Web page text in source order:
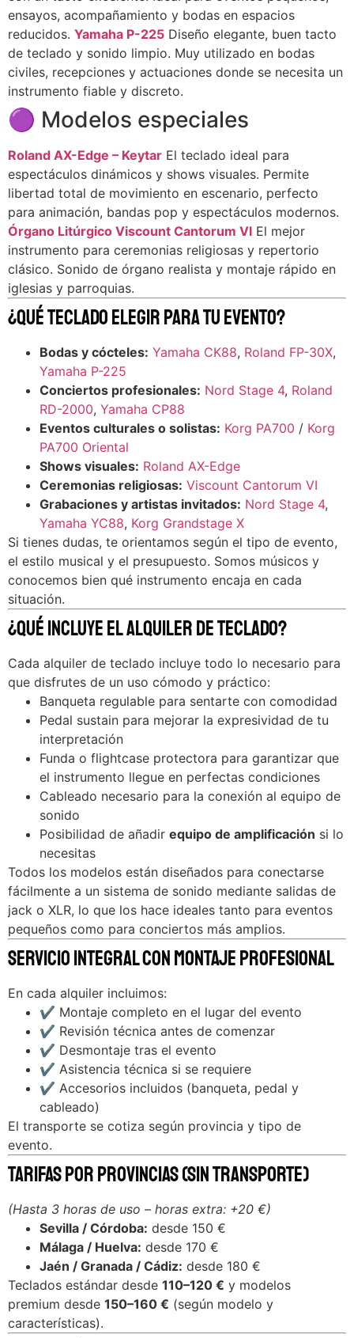
ensayos, acompañamiento y bodas en espacios
reducidos. Yamaha P-225 Diseño elegante, buen tacto
de teclado y sonido limpio. Muy utilizado en bodas
civiles, recepciones y actuaciones donde se necesita un
instrumento fiable y discreto.
🟣 Modelos especiales
Roland AX-Edge – Keytar El teclado ideal para
espectáculos dinámicos y shows visuales. Permite
libertad total de movimiento en escenario, perfecto
para animación, bandas pop y espectáculos modernos.
Órgano Litúrgico Viscount Cantorum VI El mejor
instrumento para ceremonias religiosas y repertorio
clásico. Sonido de órgano realista y montaje rápido en
iglesias y parroquias.
¿Qué teclado elegir para tu evento?
Bodas y cócteles: Yamaha CK88, Roland FP-30X,
Yamaha P-225
Conciertos profesionales: Nord Stage 4, Roland
RD-2000, Yamaha CP88
Eventos culturales o solistas: Korg PA700 / Korg
PA700 Oriental
Shows visuales: Roland AX-Edge
Ceremonias religiosas: Viscount Cantorum VI
Grabaciones y artistas invitados: Nord Stage 4,
Yamaha YC88, Korg Grandstage X
Si tienes dudas, te orientamos según el tipo de evento,
el estilo musical y el presupuesto. Somos músicos y
conocemos bien qué instrumento encaja en cada
situación.
¿Qué incluye el alquiler de teclado?
Cada alquiler de teclado incluye todo lo necesario para
que disfrutes de un uso cómodo y práctico:
Banqueta regulable para sentarte con comodidad
Pedal sustain para mejorar la expresividad de tu
interpretación
Funda o flightcase protectora para garantizar que
el instrumento llegue en perfectas condiciones
Cableado necesario para la conexión al equipo de
sonido
Posibilidad de añadir equipo de amplificación si lo
necesitas
Todos los modelos están diseñados para conectarse
fácilmente a un sistema de sonido mediante salidas de
jack o XLR, lo que los hace ideales tanto para eventos
pequeños como para conciertos más amplios.
Servicio Integral con Montaje Profesional
En cada alquiler incluimos:
✔ Montaje completo en el lugar del evento
✔ Revisión técnica antes de comenzar
✔ Desmontaje tras el evento
✔ Asistencia técnica si se requiere
✔ Accesorios incluidos (banqueta, pedal y
cableado)
El transporte se cotiza según provincia y tipo de
evento.
Tarifas por Provincias (sin transporte)
(Hasta 3 horas de uso – horas extra: +20 €)
Sevilla / Córdoba: desde 150 €
Málaga / Huelva: desde 170 €
Jaén / Granada / Cádiz: desde 180 €
Teclados estándar desde 110–120 € y modelos
premium desde 150–160 € (según modelo y
características).